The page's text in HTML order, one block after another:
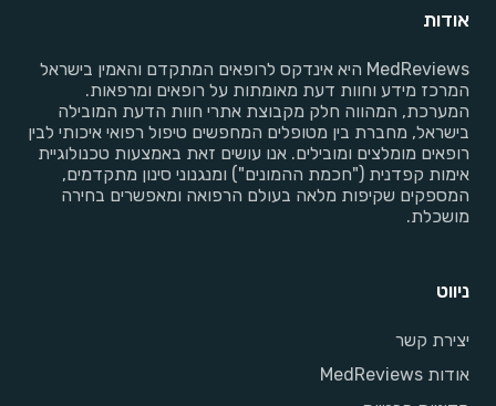
אודות
MedReviews היא אינדקס לרופאים המתקדם והאמין בישראל
המרכז מידע וחוות דעת מאומתות על רופאים ומרפאות.
המערכת, המהווה חלק מקבוצת אתרי חוות הדעת המובילה
בישראל, מחברת בין מטופלים המחפשים טיפול רפואי איכותי לבין
רופאים מומלצים ומובילים. אנו עושים זאת באמצעות טכנולוגיית
אימות קפדנית ("חכמת ההמונים") ומנגנוני סינון מתקדמים,
המספקים שקיפות מלאה בעולם הרפואה ומאפשרים בחירה
מושכלת.
ניווט
יצירת קשר
אודות MedReviews